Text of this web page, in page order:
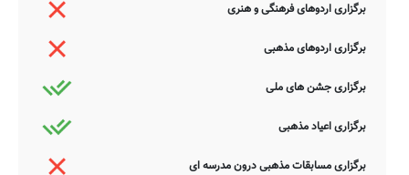
برگزاری اردوهای فرهنگی و هنری
برگزاری اردوهای مذهبی
برگزاری جشن های ملی
برگزاری اعیاد مذهبی
برگزاری مسابقات مذهبی درون مدرسه ای